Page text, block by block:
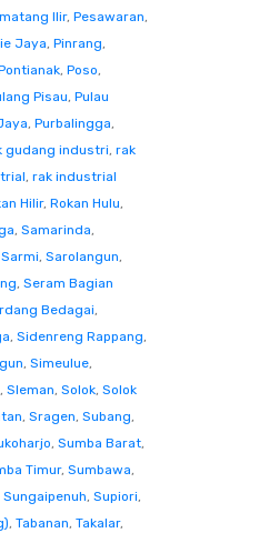
Ilir, Pesawaran,
Jaya, Pinrang,
, Poso,
Pisau, Pulau
, Purbalingga,
gudang industri, rak
, rak industrial
Hilir, Rokan Hulu,
, Samarinda,
Sarmi, Sarolangun,
, Seram Bagian
Bedagai,
, Sidenreng Rappang,
, Simeulue,
, Sleman, Solok, Solok
, Sragen, Subang,
, Sumba Barat,
Timur, Sumbawa,
Sungaipenuh, Supiori,
, Tabanan, Takalar,